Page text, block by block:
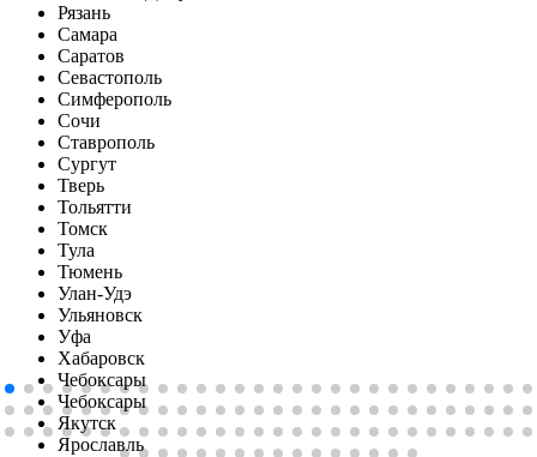
Рязань
Самара
Саратов
Севастополь
Симферопoль
Сочи
Ставрополь
Сургут
Тверь
Тольятти
Томск
Тула
Тюмень
Улан-Удэ
Ульяновск
Уфа
Хабаровск
Чебоксары
Чебоксары
Якутск
Ярославль